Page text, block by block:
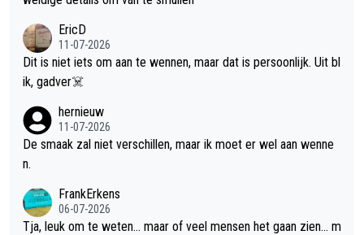
EricD
11-07-2026
Dit is niet iets om aan te wennen, maar dat is persoonlijk. Uit bl
ik, gadver☠️
hernieuw
11-07-2026
De smaak zal niet verschillen, maar ik moet er wel aan wenne
n.
FrankErkens
06-07-2026
Tja, leuk om te weten... maar of veel mensen het gaan zien... m